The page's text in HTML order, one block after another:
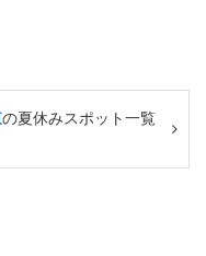
の夏休みスポット一覧